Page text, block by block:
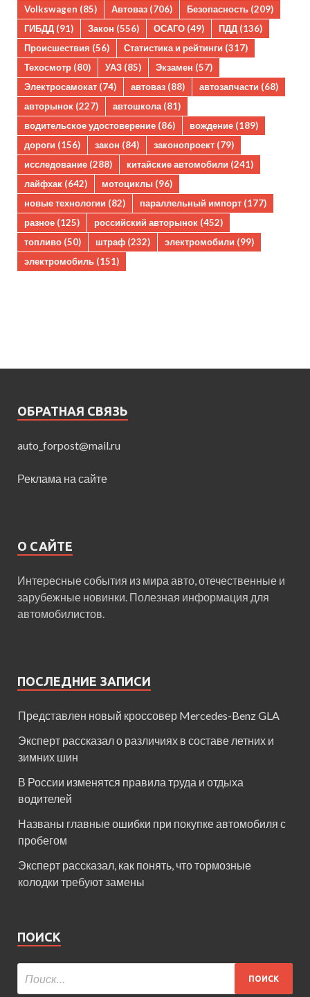
Volkswagen (85) Автоваз (706) Безопасность (209)
ГИБДД (91) Закон (556) ОСАГО (49) ПДД (136)
Происшествия (56) Статистика и рейтинги (317)
Техосмотр (80) УАЗ (85) Экзамен (57)
Электросамокат (74) автоваз (88) автозапчасти (68)
авторынок (227) автошкола(81)
водительское удостоверение (86) вождение (189)
дороги (156) закон (84) законопроект (79)
исследование (288) китайские автомобили (241)
лайфхак (642) мотоциклы (96)
новые технологии (82) параллельный импорт (177)
разное (125) российский авторынок (452)
топливо (50) штраф (232) электромобили (99)
электромобиль (151)
ОБРАТНАЯ СВЯЗЬ
auto_forpost@mail.ru
Реклама на сайте
О САЙТЕ
Интересные события из мира авто, отечественные и
зарубежные новинки. Полезная информация для
автомобилистов.
ПОСЛЕДНИЕ ЗАПИСИ
Представлен новый кроссовер Mercedes-Benz GLA
Эксперт рассказал о различиях в составе летних и
зимних шин
В России изменятся правила труда и отдыха
водителей
Названы главные ошибки при покупке автомобиля с
пробегом
Эксперт рассказал, как понять, что тормозные
колодки требуют замены
ПОИСК